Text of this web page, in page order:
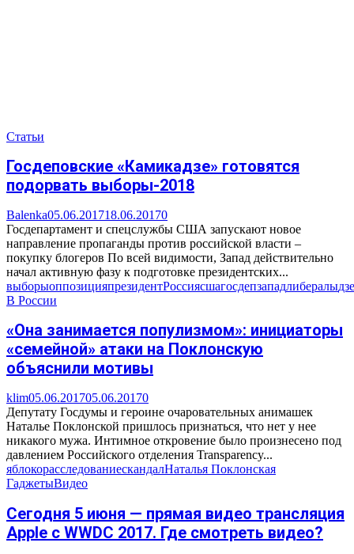
Статьи
Госдеповские «Камикадзе» готовятся
подорвать выборы-2018
Balenka05.06.201718.06.20170
Госдепартамент и спецслужбы США запускают новое
направление пропаганды против российской власти –
покупку блогеров По всей видимости, Запад действительно
начал активную фазу к подготовке президентских...
выборыоппозицияпрезидентРоссиясшагосдепзападлибералы
В России
«Она занимается популизмом»: инициаторы
«семейной» атаки на Поклонскую
объяснили мотивы
klim05.06.201705.06.20170
Депутату Госдумы и героине очаровательных анимашек
Наталье Поклонской пришлось признаться, что нет у нее
никакого мужа. Интимное откровение было произнесено под
давлением Российского отделения Transparency...
яблокорасследованиескандалНаталья Поклонская
ГаджетыВидео
Сегодня 5 июня — прямая видео трансляция
Apple с WWDC 2017. Где смотреть видео?